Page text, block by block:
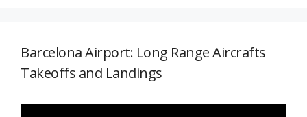
Barcelona Airport: Long Range Aircrafts
Takeoffs and Landings